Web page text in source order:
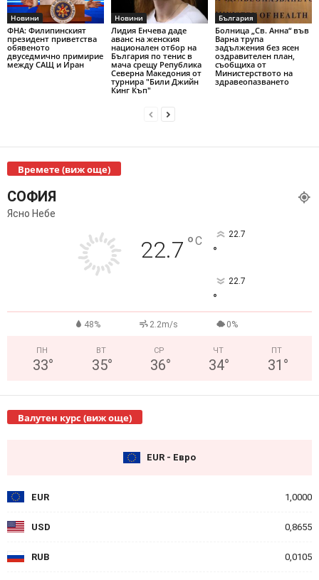
Новини
ФНА: Филипинският
президент приветства
обявеното
двуседмично примирие
между САЩ и Иран
Новини
Лидия Енчева даде
аванс на женския
национален отбор на
България по тенис в
мача срещу Република
Северна Македония от
турнира "Били Джийн
Кинг Къп"
България
Болница „Св. Анна“ във
Варна трупа
задължения без ясен
оздравителен план,
съобщиха от
Министерството на
здравеопазването
Времете (виж още)
СОФИЯ
Ясно Небе
22.7 °C 22.7
°
22.7
°
48% 2.2m/s 0%
ПН
33°
ВТ
35°
СР
36°
ЧТ
34°
ПТ
31 °
Валутен курс (виж още)
EUR - Евро
EUR 1,0000
USD 0,8655
RUB 0,0105